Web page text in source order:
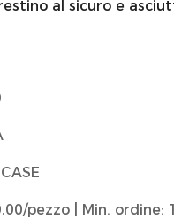
al sicuro e
pezzo | Min. ordine: